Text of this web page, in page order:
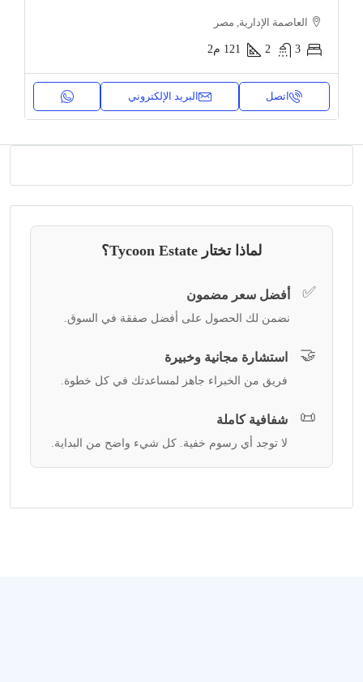
العاصمة الإدارية, مصر
3
2
121 م2
اتصل البريد الإلكتروني
لماذا تختار Tycoon Estate؟
✅ أفضل سعر مضمون
نضمن لك الحصول على أفضل صفقة في السوق.
🤝 استشارة مجانية وخبيرة
فريق من الخبراء جاهز لمساعدتك في كل خطوة.
📜 شفافية كاملة
لا توجد أي رسوم خفية. كل شيء واضح من البداية.